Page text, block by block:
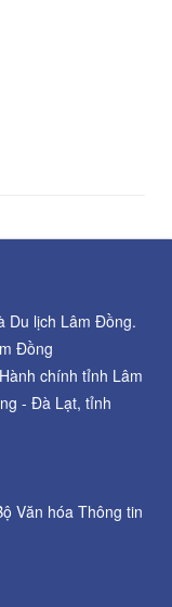
Du lịch Lâm Đồng.
Đồng
chính tỉnh Lâm
- Đà Lạt, tỉnh
Văn hóa Thông tin